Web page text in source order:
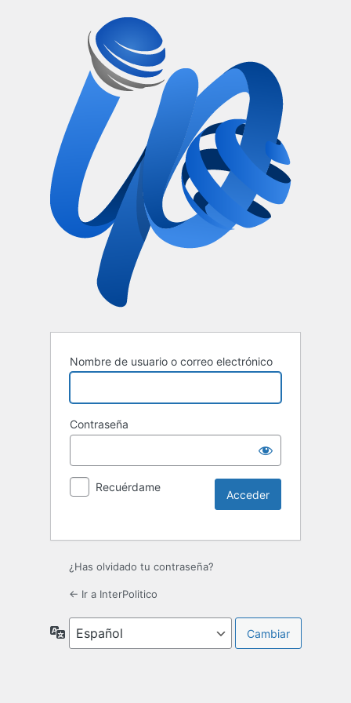
Nombre de usuario o correo electrónico
Contraseña
Recuérdame
¿Has olvidado tu contraseña?
← Ir a InterPolitico
Idioma